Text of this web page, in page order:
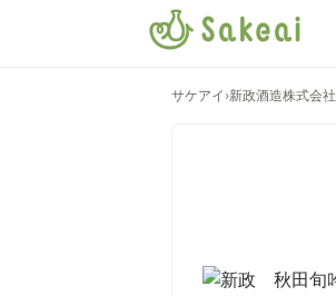
サケアイ ›新政酒造株式会社